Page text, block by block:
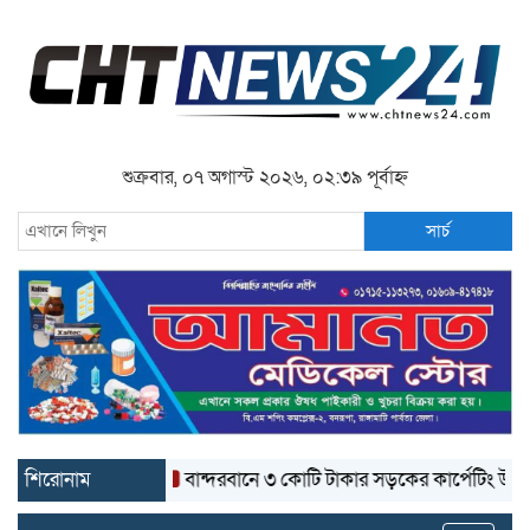
শুক্রবার, ০৭ অগাস্ট ২০২৬, ০২:৩৯ পূর্বাহ্ন
সার্চ
শিরোনাম বান্দরবানে ৩ কোটি টাকার সড়কের কার্পেটিং উঠে যাচ্ছে